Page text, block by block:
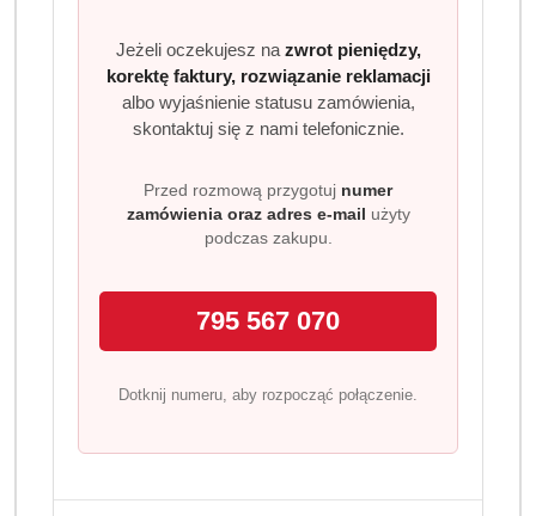
charakteryzują się pełnym, bogatym smakiem z
delikatną kwasowością.
illy ARABICA SELECTION BRAZIL
Kawa ziarnista
Ziarna z charakterem
Pijąc kawę illy Monoarabica Brazil możemy cieszyć się
intensywnym smakiem, w którym wyczujemy
tradycyjny. Sposób parzenia zależy głównie od
Jeżeli oczekujesz na zwrot pieniędzy,
korektę faktury, rozwiązanie reklamacji
albo wyjaśnienie statusu zamówienia,
skontaktuj się z nami telefonicznie.
Przed rozmową przygotuj numer
zamówienia oraz adres e-mail użyty
podczas zakupu.
795 567 070
Dotknij numeru, aby rozpocząć połączenie.